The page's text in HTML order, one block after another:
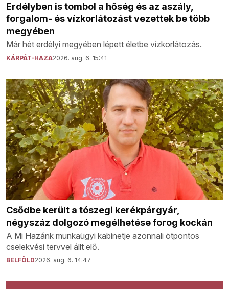
Erdélyben is tombol a hőség és az aszály,
forgalom- és vízkorlátozást vezettek be több
megyében
Már hét erdélyi megyében lépett életbe vízkorlátozás.
KÁRPÁT-HAZA2026. aug. 6. 15:41
Csődbe került a tószegi kerékpárgyár,
négyszáz dolgozó megélhetése forog kockán
A Mi Hazánk munkaügyi kabinetje azonnali ötpontos
cselekvési tervvel állt elő.
BELFÖLD2026. aug. 6. 14:47